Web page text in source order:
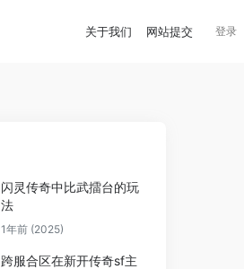
关于我们 网站提交 登录
闪灵传奇中比武擂台的玩
法
1年前 (2025)
跨服合区在新开传奇sf主